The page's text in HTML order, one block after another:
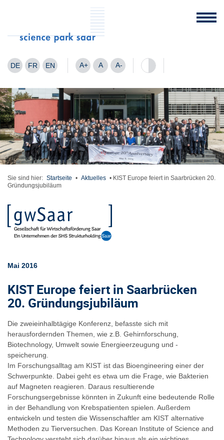
DE FR EN A+ A A-
Sie sind hier: Startseite • Aktuelles • KIST Europe feiert in Saarbrücken 20.
Gründungsjubiläum
Mai 2016
KIST Europe feiert in Saarbrücken
20. Gründungsjubiläum
Die zweieinhalbtägige Konferenz, befasste sich mit
herausfordernden Themen, wie z.B. Gehirnforschung,
Biotechnology, Umwelt sowie Energieerzeugung und -
speicherung.
Im Forschungsalltag am KIST ist das Bioengineering einer der
Schwerpunkte. Dabei geht es etwa um die Frage, wie Bakterien
auf Magneten reagieren. Daraus resultierende
Forschungsergebnisse könnten in Zukunft eine bedeutende Rolle
in der Behandlung von Krebspatienten spielen. Außerdem
entwickeln und testen die Wissenschaftler am KIST alternative
Methoden zu Tierversuchen. Das Korean Institute of Science and